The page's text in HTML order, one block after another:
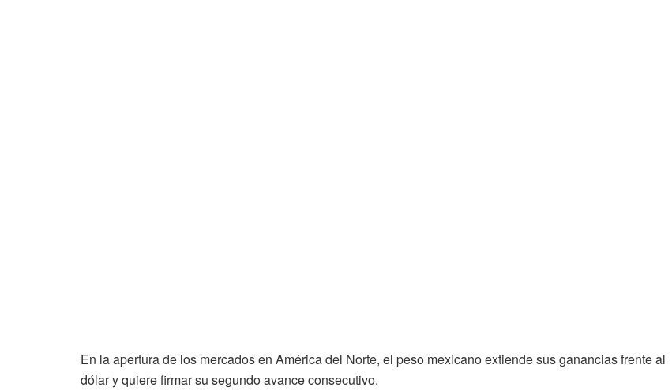
En la apertura de los mercados en América del Norte, el peso mexicano extiende sus ganancias frente al
dólar y quiere firmar su segundo avance consecutivo.